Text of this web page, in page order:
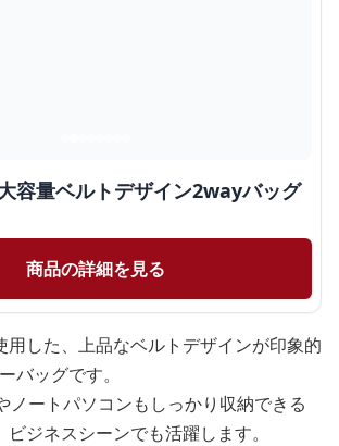
容量ベルトデザイン2wayバッグ
商品の詳細を見る
用した、上品なベルトデザインが印象的
バッグです。
ノートパソコンもしっかり収納できる
ジネスシーンでも活躍します。